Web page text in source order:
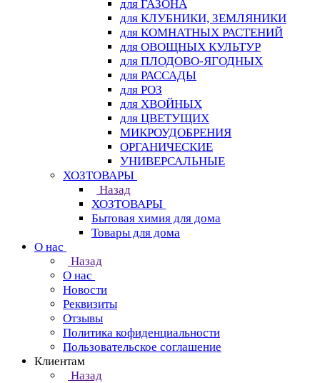
для ГАЗОНА
для КЛУБНИКИ, ЗЕМЛЯНИКИ
для КОМНАТНЫХ РАСТЕНИЙ
для ОВОЩНЫХ КУЛЬТУР
для ПЛОДОВО-ЯГОДНЫХ
для РАССАДЫ
для РОЗ
для ХВОЙНЫХ
для ЦВЕТУЩИХ
МИКРОУДОБРЕНИЯ
ОРГАНИЧЕСКИЕ
УНИВЕРСАЛЬНЫЕ
ХОЗТОВАРЫ
Назад
ХОЗТОВАРЫ
Бытовая химия для дома
Товары для дома
О нас
Назад
О нас
Новости
Реквизиты
Отзывы
Политика кофиденциальности
Пользовательское соглашение
Клиентам
Назад